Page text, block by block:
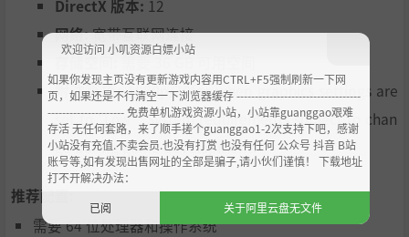
DirectX 版本: 12
网络:宽带互联网连接
附注事项:1080p/30fps when graphics settings are
set to "Low". System requirements subject to chan
ge during game development.
推荐配置:
需要 64 位处理器和操作系统
欢迎访问 小叽资源白嫖小站
如果你发现主页没有更新游戏内容用CTRL+F5强制刷新一下网
页，如果还是不行清空一下浏览器缓存 ----------------------------------
--------------------- 免费单机游戏资源小站，小站靠guanggao艰难
存活 无任何套路，来了顺手搓个guanggao1-2次支持下吧，感谢
小站没有充值.不卖会员.也没有打赏 也没有任何 公众号 抖音 B站
账号等,如有发现出售网址的全部是骗子,请小伙们谨慎！ 下载地址
打不开解决办法：
已阅
关于阿里云盘无文件